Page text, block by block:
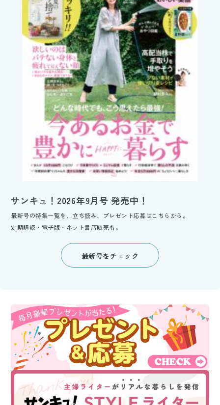
サンキュ！2026年9月号 発売中！
最新号の特集一覧を、立ち読み、プレゼント応募はこちらから。
定期購読・電子版・ネット書店販売も。
最新号をチェック